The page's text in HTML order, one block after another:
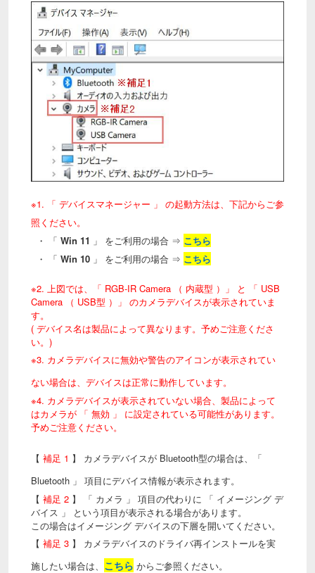
※1. 「 デバイスマネージャー 」 の起動方法は、下記からご参
照ください。
・ 「 Win 11 」 をご利用の場合 ⇒ こちら
・ 「 Win 10 」 をご利用の場合 ⇒ こちら
※2. 上図では、「 RGB-IR Camera （ 内蔵型 ）」 と 「 USB
Camera （ USB型 ）」 のカメラデバイスが表示されていま
す。
( デバイス名は製品によって異なります。予めご注意くださ
い。)
※3. カメラデバイスに無効や警告のアイコンが表示されてい
ない場合は、デバイスは正常に動作しています。
※4. カメラデバイスが表示されていない場合、製品によって
はカメラが 「 無効 」 に設定されている可能性があります。
予めご注意ください。
【 補足 1 】 カメラデバイスが Bluetooth型の場合は、「
Bluetooth 」 項目にデバイス情報が表示されます。
【 補足 2 】 「 カメラ 」 項目の代わりに 「 イメージング デ
バイス 」 という項目が表示される場合があります。
この場合はイメージング デバイスの下層を開いてください。
【 補足 3 】 カメラデバイスのドライバ再インストールを実
施したい場合は、 こちら からご参照ください。